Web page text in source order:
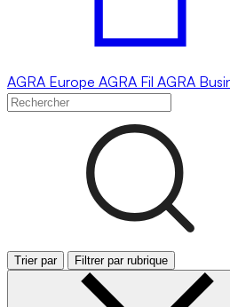
AGRA Europe AGRA Fil AGRA
Trier par Filtrer par rubrique